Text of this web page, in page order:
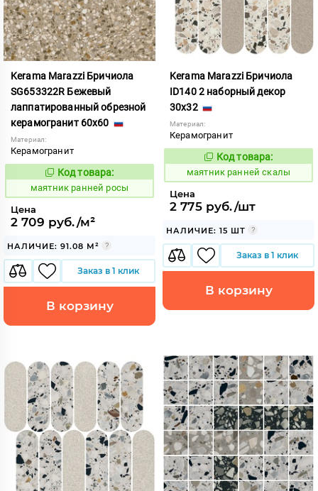
Kerama Marazzi Бричиола
SG653322R Бежевый
лаппатированный обрезной
керамогранит 60x60
Материал:
Керамогранит
931582
Код товара:
маятник ранней росы
Цена
2 709 руб./м²
НАЛИЧИЕ: 91.08 М²
Заказ в 1 клик
В корзину
Kerama Marazzi Бричиола
ID140 2 наборный декор
30x32
Материал:
Керамогранит
931591
Код товара:
маятник ранней скалы
Цена
2 775 руб./шт
НАЛИЧИЕ: 15 ШТ
Заказ в 1 клик
В корзину